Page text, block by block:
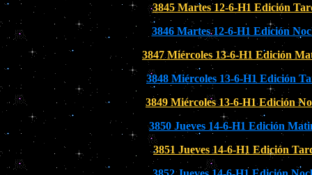
3845 Martes 12-6-H1 Edición
3846 Martes 12-6-H1 Edición
3847 Miércoles 13-6-H1 Edición
3848 Miércoles 13-6-H1 Edición
3849 Miércoles 13-6-H1 Edición
3850 Jueves 14-6-H1 Edición
3851 Jueves 14-6-H1 Edición